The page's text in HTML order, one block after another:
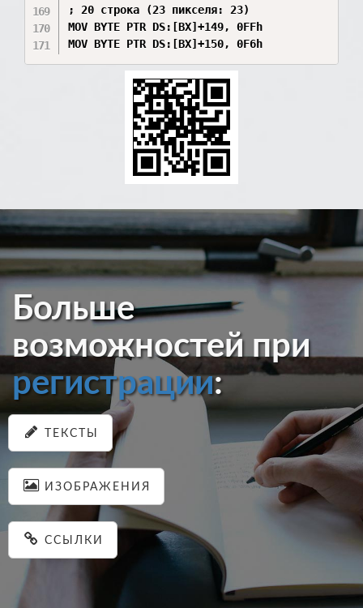
; 20 строка (23 пикселя: 23)
MOV BYTE PTR DS:[BX]+149, 0FFh
MOV BYTE PTR DS:[BX]+150, 0F6h
Больше
возможностей при
регистрации:
ТЕКСТЫ
ИЗОБРАЖЕНИЯ
ССЫЛКИ